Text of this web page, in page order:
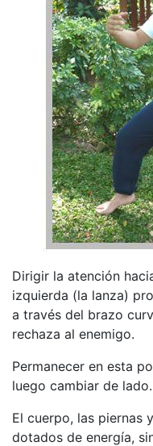
Dirigir la atención
izquierda (la lanza)
a través del brazo
rechaza al enemigo.
Permanecer en esta
luego cambiar de lado.
El cuerpo, las piernas
dotados de energía,